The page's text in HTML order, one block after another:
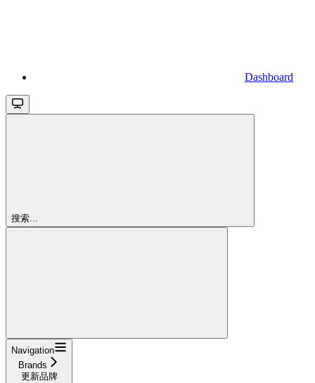
Dashboard
搜索...
Navigation
Brands
更新品牌